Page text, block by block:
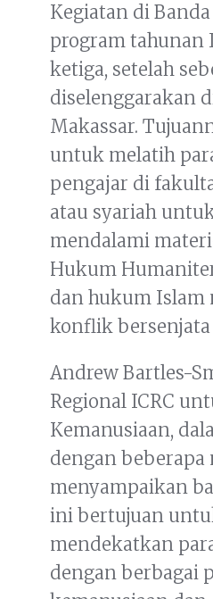
Kegiatan di
program tahunan
ketiga, setelah
diselenggarakan
Makassar.
untuk melatih
pengajar di
atau syariah
mendalami
Hukum
dan hukum Islam
konflik bersenjata
Andrew Bartles-
Regional ICRC
Kemanusiaan,
dengan beberapa
menyampaikan
ini bertujuan
mendekatkan
dengan berbagai